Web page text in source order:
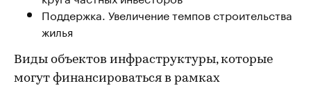
Поддержка. Увеличение темпов строительства
жилья
Виды объектов инфраструктуры, которые
могут финансироваться в рамках